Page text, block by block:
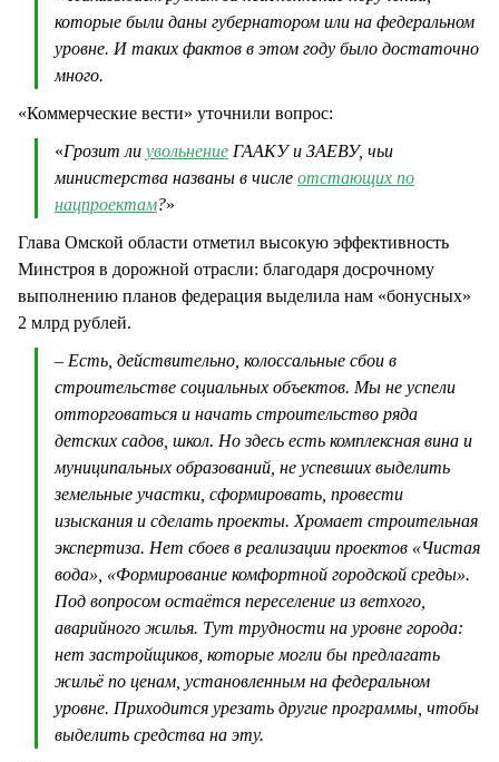
которые были даны губернатором или на федеральном
уровне. И таких фактов в этом году было достаточно
много.
«Коммерческие вести» уточнили вопрос:
«Грозит ли увольнение ГААКУ и ЗАЕВУ, чьи
министерства названы в числе отстающих по
нацпроектам?»
Глава Омской области отметил высокую эффективность
Минстроя в дорожной отрасли: благодаря досрочному
выполнению планов федерация выделила нам «бонусных»
2 млрд рублей.
– Есть, действительно, колоссальные сбои в
строительстве социальных объектов. Мы не успели
отторговаться и начать строительство ряда
детских садов, школ. Но здесь есть комплексная вина и
муниципальных образований, не успевших выделить
земельные участки, сформировать, провести
изыскания и сделать проекты. Хромает строительная
экспертиза. Нет сбоев в реализации проектов «Чистая
вода», «Формирование комфортной городской среды».
Под вопросом остаётся переселение из ветхого,
аварийного жилья. Тут трудности на уровне города:
нет застройщиков, которые могли бы предлагать
жильё по ценам, установленным на федеральном
уровне. Приходится урезать другие программы, чтобы
выделить средства на эту.